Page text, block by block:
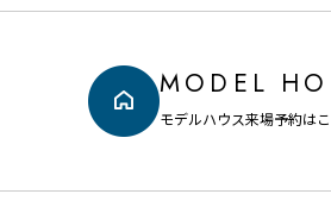
MODEL
モデルハウス来場予約は